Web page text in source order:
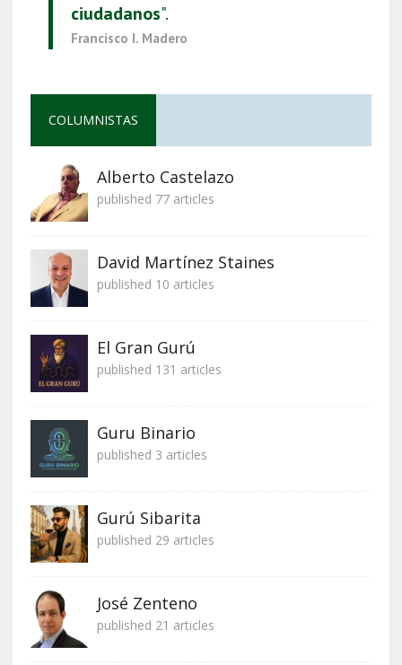
ciudadanos".
Francisco I. Madero
COLUMNISTAS
Alberto Castelazo
published 77 articles
David Martínez Staines
published 10 articles
El Gran Gurú
published 131 articles
Guru Binario
published 3 articles
Gurú Sibarita
published 29 articles
José Zenteno
published 21 articles